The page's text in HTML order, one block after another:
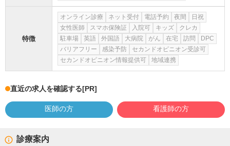
特徴
オンライン診療 ネット受付 電話予約 夜間
日祝
女性医師
スマホ保険証 入院可 キッズ
クレカ
駐車場
英語 外国語 大病院 がん 在宅 訪問
DPC
バリアフリー
感染予防
セカンドオピニオン受診可
セカンドオピニオン情報提供可
地域連携
直近の求人を確認する[PR]
医師の方 看護師の方
診療案内